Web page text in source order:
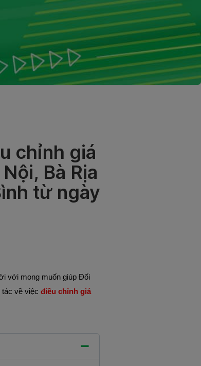
chỉnh giá
Bà Rịa
từ ngày
với mong muốn giúp Đối
về việc điều chỉnh giá